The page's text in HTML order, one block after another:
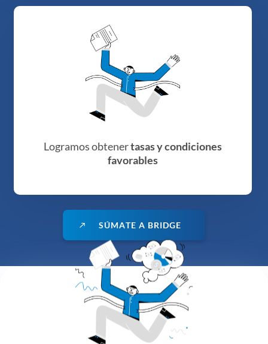
Logramos obtenertasas y condiciones
favorables
SÚMATE A BRIDGE